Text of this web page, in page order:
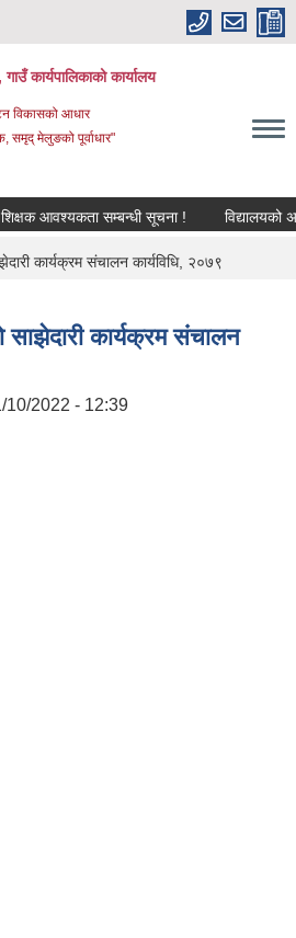
कार्यपालिकाको कार्यालय
विकासको आधार
समृद् मेलुङको पूर्वाधार"
आवश्‍यकता सम्बन्धी सूचना ! विद्यालयको
कार्यक्रम संचालन कार्यविधि, २०७९
साझेदारी कार्यक्रम संचालन
10/2022 - 12:39